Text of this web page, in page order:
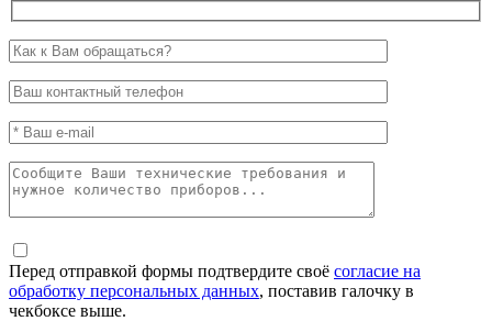
Перед отправкой формы подтвердите своё согласие на
обработку персональных данных, поставив галочку в
чекбоксе выше.